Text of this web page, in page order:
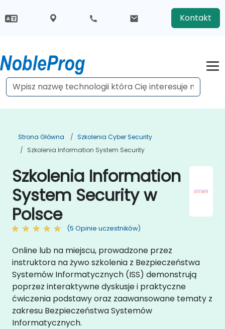
Kontakt
Strona Główna
Szkolenia Cyber Security
Szkolenia Information System Security
Szkolenia Information
System Security w
Polsce
(5 Opinie uczestników)
Online lub na miejscu, prowadzone przez
instruktora na żywo szkolenia z Bezpieczeństwa
Systemów Informatycznych (ISS) demonstrują
poprzez interaktywne dyskusje i praktyczne
ćwiczenia podstawy oraz zaawansowane tematy z
zakresu Bezpieczeństwa Systemów
Informatycznych.